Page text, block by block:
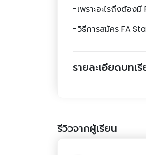
-เพราะอะไรถึงต้อง
-วิธีการสมัคร FA
รายละเอียดบทเ
รีวิวจากผู้เรียน